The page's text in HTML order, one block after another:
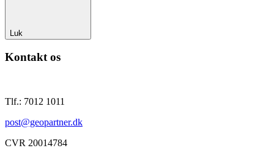
Luk
Kontakt os
Tlf.: 7012 1011
post@geopartner.dk
CVR 20014784